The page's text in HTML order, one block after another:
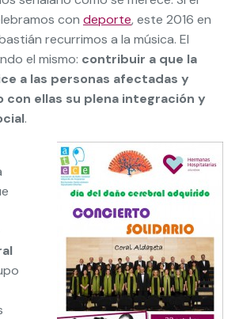
con deporte, este 2016 en
recurrimos a la música. El
el mismo: contribuir a que la
a las personas afectadas y
con ellas su plena integración y
.